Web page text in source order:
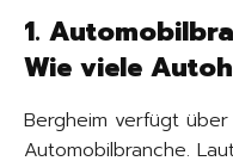
1.
Wie viele
Bergheim verfügt
Automobilbranche.